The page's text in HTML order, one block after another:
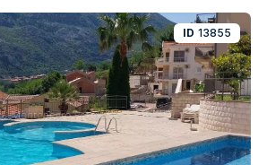
ID 13855